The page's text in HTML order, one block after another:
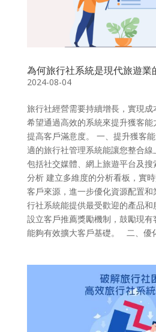
為何旅行社系統是現代旅遊業
2024-08-04
旅行社經營需要持續增長，實現
希望通過高效的系統來提升獲客
提高客戶滿意度。 一、提升獲客
適的旅行社管理系統能讓您整合線
包括社交媒體、網上旅遊平台及
分析 建立多維度的分析看板，實
客戶來源，進一步優化資源配置
行社系統能提供最受歡迎的產品
設立客戶推薦獎勵機制，鼓勵現
能夠有效擴大客戶基礎。 二、優